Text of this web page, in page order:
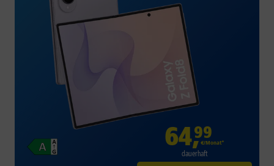
64,99
€/Monat*
dauerhaft